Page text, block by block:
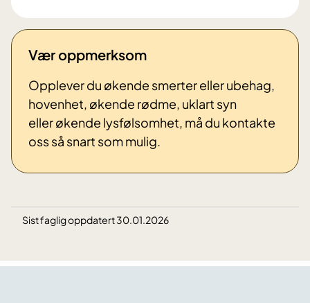
Vær oppmerksom
Opplever du økende smerter eller ubehag,
hovenhet, økende rødme, uklart syn
eller økende lysfølsomhet, må du kontakte
oss så snart som mulig.
Sist faglig oppdatert 30.01.2026